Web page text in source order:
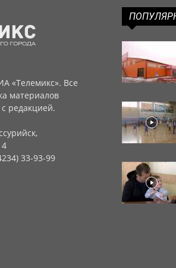
«Телемикс». Все
материалов
редакцией.
33-93-99